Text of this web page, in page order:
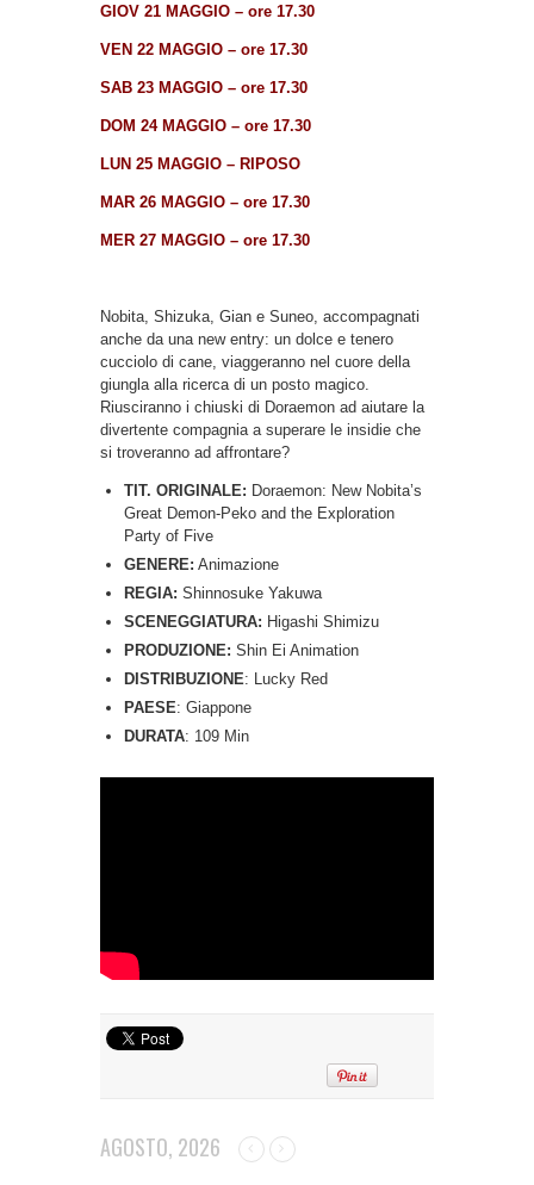
GIOV 21 MAGGIO – ore 17.30
VEN 22 MAGGIO – ore 17.30
SAB 23 MAGGIO – ore 17.30
DOM 24 MAGGIO – ore 17.30
LUN 25 MAGGIO – RIPOSO
MAR 26 MAGGIO – ore 17.30
MER 27 MAGGIO – ore 17.30
Nobita, Shizuka, Gian e Suneo, accompagnati
anche da una new entry: un dolce e tenero
cucciolo di cane, viaggeranno nel cuore della
giungla alla ricerca di un posto magico.
Riusciranno i chiuski di Doraemon ad aiutare la
divertente compagnia a superare le insidie che
si troveranno ad affrontare?
TIT. ORIGINALE: Doraemon: New Nobita’s
Great Demon-Peko and the Exploration
Party of Five
GENERE: Animazione
REGIA: Shinnosuke Yakuwa
SCENEGGIATURA: Higashi Shimizu
PRODUZIONE: Shin Ei Animation
DISTRIBUZIONE: Lucky Red
PAESE: Giappone
DURATA: 109 Min
AGOSTO, 2026